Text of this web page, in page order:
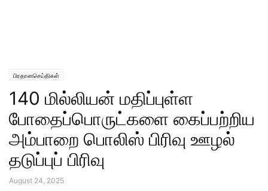
பிரதானசெய்திகள்
140 மில்லியன் மதிப்புள்ள
போதைப்பொருட்களை கைப்பற்றிய
அம்பாறை பொலிஸ் பிரிவு ஊழல்
தடுப்புப் பிரிவு
August 24, 2025